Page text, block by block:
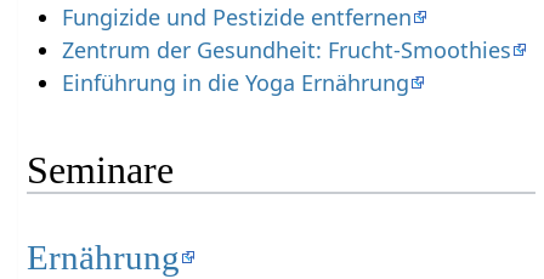
Fungizide und Pestizide entfernen
Zentrum der Gesundheit: Frucht-Smoothies
Einführung in die Yoga Ernährung
Seminare
Ernährung